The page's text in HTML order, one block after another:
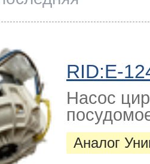
RID:E-
Насос
Аналог